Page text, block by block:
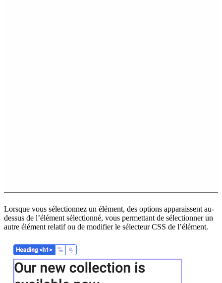
Lorsque vous sélectionnez un élément, des options apparaissent au-
dessus de l’élément sélectionné, vous permettant de sélectionner un
autre élément relatif ou de modifier le sélecteur CSS de l’élément.